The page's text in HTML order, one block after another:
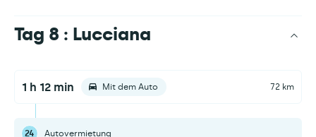
Tag 8 : Lucciana
1 h 12 min Mit dem Auto 72 km
24 Autovermietung